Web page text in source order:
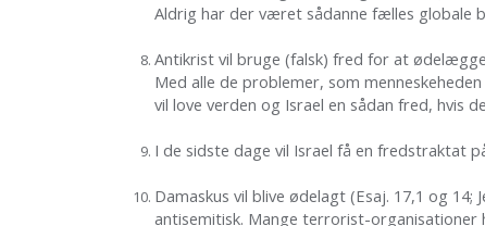
Aldrig har der været sådanne fælles globale
Antikrist vil bruge (falsk) fred for at
Med alle de problemer, som
vil love verden og Israel en sådan fred, hvis
I de sidste dage vil Israel få en fredstraktat
Damaskus vil blive ødelagt (Esaj. 17,1 og
antisemitisk. Mange terrorist-organisationer